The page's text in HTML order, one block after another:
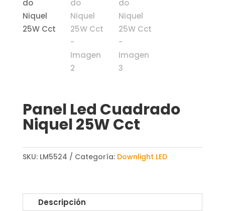
Panel Led Cuadrado
Niquel 25W Cct
SKU: LM5524 Categoría: Downlight LED
Descripción